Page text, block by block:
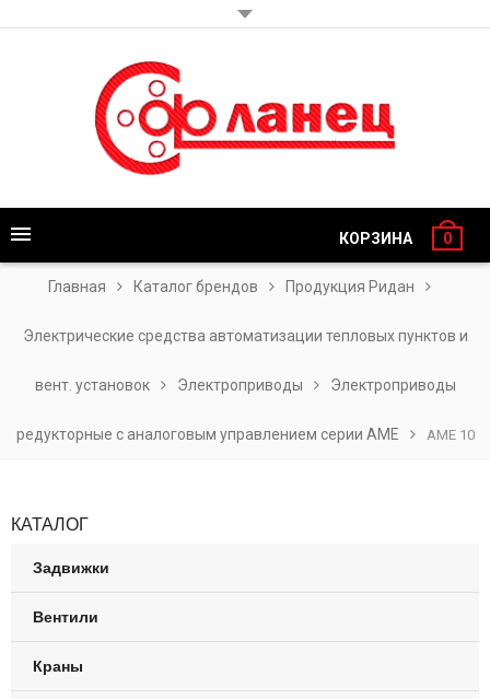
КОРЗИНА 0
Главная Каталог брендов Продукция Ридан
Электрические средства автоматизации тепловых пунктов и
вент. установок Электроприводы Электроприводы
редукторные с аналоговым управлением серии AME AME 10
КАТАЛОГ
Задвижки
Вентили
Краны